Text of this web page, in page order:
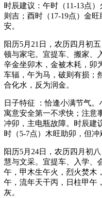
时辰建议：午时（11-13点
则吉；酉时（17-19点）金
安。
阳历5月21日，农历四月初
顿与家宅。宜提车、搬家、
辛金坐卯木，金被木耗，卯
车辐，午为马，破则有损；
合化水，反为润金。
日子特征 ：恰逢小满节气
寓意安全第一不求快；注意
冲卯，主电瓶故障。时辰建
时（5-7点）木旺助卯，但冲
阳历5月24日，农历四月初
慧与文采。宜提车、入学、
午，甲木生午火，烈火焚木
午，流年天干丙，日柱甲午
灰。